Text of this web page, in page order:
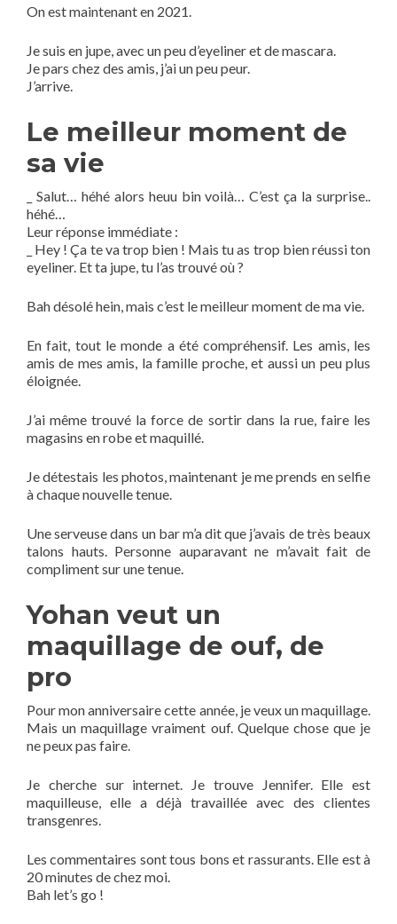
On est maintenant en 2021.
Je suis en jupe, avec un peu d’eyeliner et de mascara.
Je pars chez des amis, j’ai un peu peur.
J’arrive.
Le meilleur moment de
sa vie
_ Salut… héhé alors heuu bin voilà… C’est ça la surprise..
héhé…
Leur réponse immédiate :
_ Hey ! Ça te va trop bien ! Mais tu as trop bien réussi ton
eyeliner. Et ta jupe, tu l’as trouvé où ?
Bah désolé hein, mais c’est le meilleur moment de ma vie.
En fait, tout le monde a été compréhensif. Les amis, les
amis de mes amis, la famille proche, et aussi un peu plus
éloignée.
J’ai même trouvé la force de sortir dans la rue, faire les
magasins en robe et maquillé.
Je détestais les photos, maintenant je me prends en selfie
à chaque nouvelle tenue.
Une serveuse dans un bar m’a dit que j’avais de très beaux
talons hauts. Personne auparavant ne m’avait fait de
compliment sur une tenue.
Yohan veut un
maquillage de ouf, de
pro
Pour mon anniversaire cette année, je veux un maquillage.
Mais un maquillage vraiment ouf. Quelque chose que je
ne peux pas faire.
Je cherche sur internet. Je trouve Jennifer. Elle est
maquilleuse, elle a déjà travaillée avec des clientes
transgenres.
Les commentaires sont tous bons et rassurants. Elle est à
20 minutes de chez moi.
Bah let’s go !